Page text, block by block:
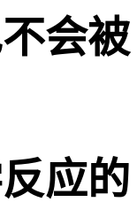
会被
应的